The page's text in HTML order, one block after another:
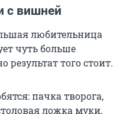
с вишней
любительница
чуть больше
результат того стоит.
пачка творога,
ложка муки,